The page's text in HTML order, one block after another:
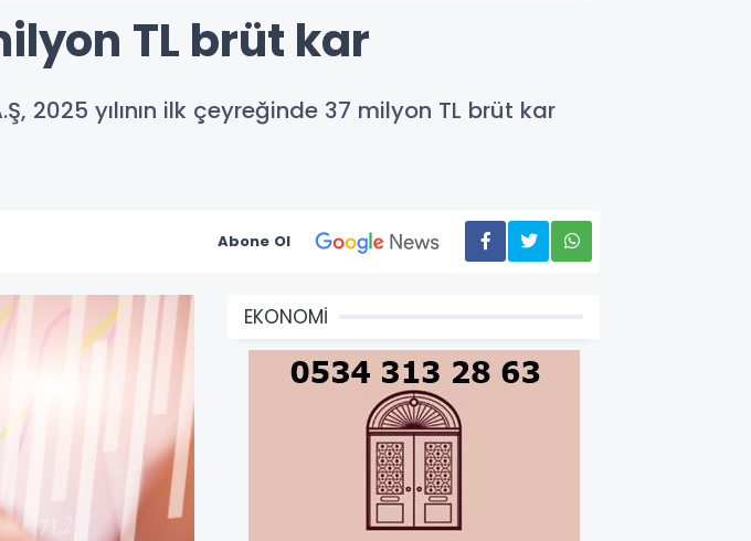
TL brüt kar
2025 yılının ilk çeyreğinde 37 milyon TL brüt kar
Abone Ol
EKONOMİ